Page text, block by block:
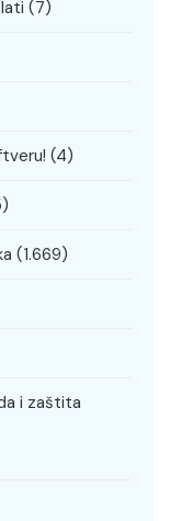
(7)
(4)
(1.669)
i zaštita